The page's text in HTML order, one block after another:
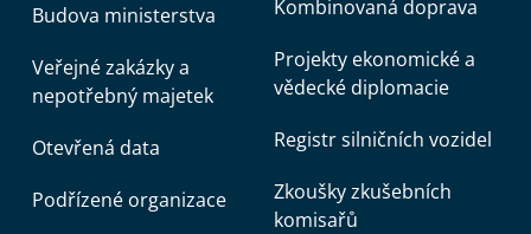
Budova ministerstva
Veřejné zakázky a
nepotřebný majetek
Otevřená data
Podřízené organizace
Kombinovaná doprava
Projekty ekonomické a
vědecké diplomacie
Registr silničních vozidel
Zkoušky zkušebních
komisařů